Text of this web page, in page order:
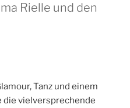
Rielle und den
Tanz und einem
die vielversprechende